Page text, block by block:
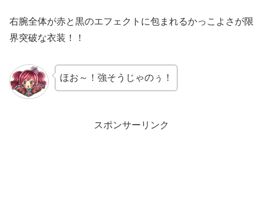
右腕全体が赤と黒のエフェクトに包まれるかっこよさが限
界突破な衣装！！
ほお～！強そうじゃのぅ！
スポンサーリンク